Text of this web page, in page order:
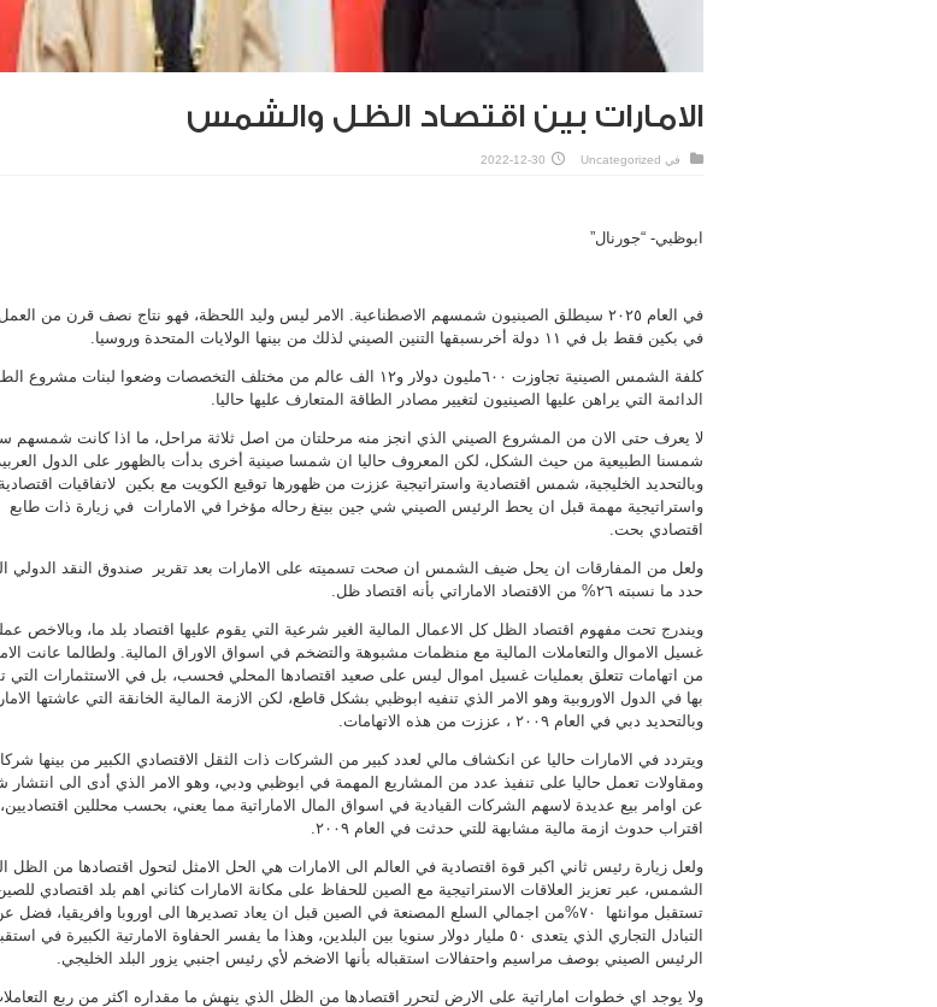
الامارات بين اقتصاد الظل والشمس
في Uncategorized
2022-12-30
ابوظبي- “جورنال”
في العام ٢٠٢٥ سيطلق الصينيون شمسهم الاصطناعية. الامر ليس وليد اللحظة، فهو نتاج نصف قرن من
في بكين فقط بل في ١١ دولة أخرىسبقها التنين الصيني لذلك من بينها الولايات المتحدة وروسيا.
كلفة الشمس الصينية تجاوزت ٦٠٠مليون دولار و١٢ الف عالم من مختلف التخصصات وضعوا لبنات مشروع
الدائمة التي يراهن عليها الصينيون لتغيير مصادر الطاقة المتعارف عليها حاليا.
لا يعرف حتى الان من المشروع الصيني الذي انجز منه مرحلتان من اصل ثلاثة مراحل، ما اذا كانت شمسهم
شمسنا الطبيعية من حيث الشكل، لكن المعروف حاليا ان شمسا صينية أخرى بدأت بالظهور على الدول
وبالتحديد الخليجية، شمس اقتصادية واستراتيجية عززت من ظهورها توقيع الكويت مع بكين لاتفاقيات اقتصادية
واستراتيجية مهمة قبل ان يحط الرئيس الصيني شي جين بينغ رحاله مؤخرا في الامارات في زيارة ذات طابع
اقتصادي بحت.
ولعل من المفارقات ان يحل ضيف الشمس ان صحت تسميته على الامارات بعد تقرير صندوق النقد الدولي
حدد ما نسبته ٢٦% من الاقتصاد الاماراتي بأنه اقتصاد ظل.
ويندرج تحت مفهوم اقتصاد الظل كل الاعمال المالية الغير شرعية التي يقوم عليها اقتصاد بلد ما، وبالاخص
غسيل الاموال والتعاملات المالية مع منظمات مشبوهة والتضخم في اسواق الاوراق المالية. ولطالما عانت
من اتهامات تتعلق بعمليات غسيل اموال ليس على صعيد اقتصادها المحلي فحسب، بل في الاستثمارات التي
بها في الدول الاوروبية وهو الامر الذي تنفيه ابوظبي بشكل قاطع، لكن الازمة المالية الخانقة التي عاشتها
وبالتحديد دبي في العام ٢٠٠٩ ، عززت من هذه الاتهامات.
ويتردد في الامارات حاليا عن انكشاف مالي لعدد كبير من الشركات ذات الثقل الاقتصادي الكبير من بينها
ومقاولات تعمل حاليا على تنفيذ عدد من المشاريع المهمة في ابوظبي ودبي، وهو الامر الذي أدى الى انتشار
عن اوامر بيع عديدة لاسهم الشركات القيادية في اسواق المال الاماراتية مما يعني، بحسب محللين اقتصاديين،
اقتراب حدوث ازمة مالية مشابهة للتي حدثت في العام ٢٠٠٩.
ولعل زيارة رئيس ثاني اكبر قوة اقتصادية في العالم الى الامارات هي الحل الامثل لتحول اقتصادها من الظل
الشمس، عبر تعزيز العلاقات الاستراتيجية مع الصين للحفاظ على مكانة الامارات كثاني اهم بلد اقتصادي
تستقبل موانئها ٧٠%من اجمالي السلع المصنعة في الصين قبل ان يعاد تصديرها الى اوروبا وافريقيا، فضل
التبادل التجاري الذي يتعدى ٥٠ مليار دولار سنويا بين البلدين، وهذا ما يفسر الحفاوة الامارتية الكبيرة في
الرئيس الصيني بوصف مراسيم واحتفالات استقباله بأنها الاضخم لأي رئيس اجنبي يزور البلد الخليجي.
ولا يوجد اي خطوات اماراتية على الارض لتحرر اقتصادها من الظل الذي ينهش ما مقداره اكثر من ربع